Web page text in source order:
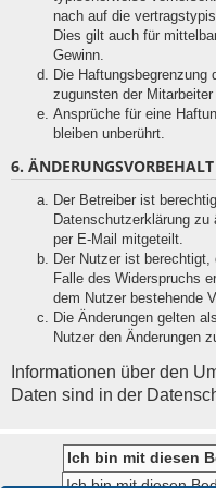
nach auf die
Dies gilt auch für
Gewinn.
Die
zugunsten der
Ansprüche für eine
bleiben unberührt.
6. ÄNDERUNGSVORBEHALT
Der Betreiber ist
Datenschutzerklärung zu
per E-Mail mitgeteilt.
Der Nutzer ist
Falle des Widerspruchs
dem Nutzer bestehende
Die Änderungen gelten
Nutzer den Änderungen
Informationen über den
Daten sind in der